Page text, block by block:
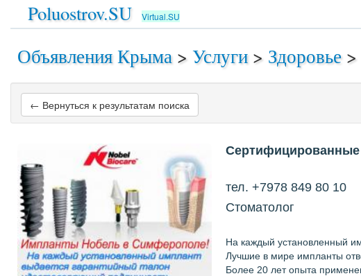
Poluostrov.SU Virtual.SU
Объявления Крыма > Услуги > Здоровье>
← Вернуться к результатам поиска
тел. +7978 849 80 10
Cтоматолог
На каждый установленный
Лучшие в мире импланты
Более 20 лет опыта